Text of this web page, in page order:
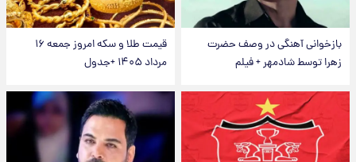
بازخوانی آهنگی در وصف حضرت
زهرا توسط شادمهر + فیلم
قیمت طلا و سکه امروز جمعه ۱۶
مرداد ۱۴۰۵ +جدول